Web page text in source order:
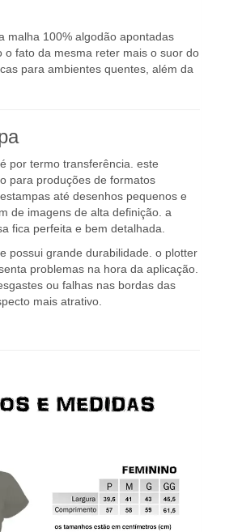
malha 100% algodão apontadas
o fato da mesma reter mais o suor do
para ambientes quentes, além da
por termo transferência. este
para produções de formatos
até desenhos pequenos e
de imagens de alta definição. a
fica perfeita e bem detalhada.
possui grande durabilidade. o plotter
problemas na hora da aplicação.
ou falhas nas bordas das
mais atrativo.